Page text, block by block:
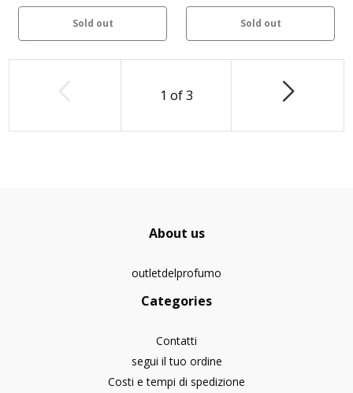
Sold out Sold out
1 of 3
About us
outletdelprofumo
Categories
Contatti
segui il tuo ordine
Costi e tempi di spedizione